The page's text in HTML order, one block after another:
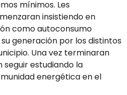
mínimos. Les
insistiendo en
como autoconsumo
generación por los distintos
Una vez terminaran
estudiando la
energética en el